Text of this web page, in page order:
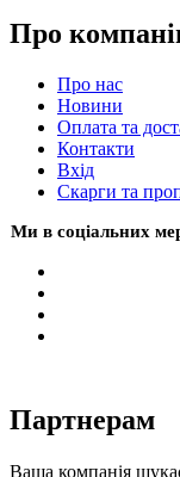
Про
Про нас
Новини
Оплата та
Контакти
Вхiд
Скарги та
Ми в соціальних
Партнерам
Ваша компанія